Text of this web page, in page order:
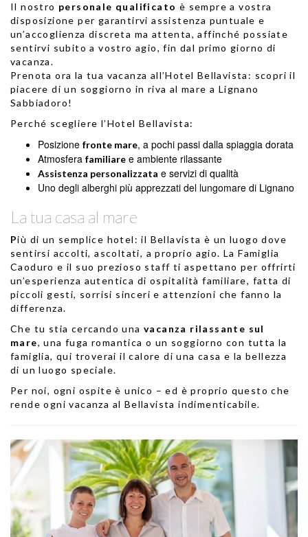
Il nostro personale qualificato è sempre a vostra
disposizione per garantirvi assistenza puntuale e
un’accoglienza discreta ma attenta, affinché possiate
sentirvi subito a vostro agio, fin dal primo giorno di
vacanza.
Prenota ora la tua vacanza all’Hotel Bellavista: scopri il
piacere di un soggiorno in riva al mare a Lignano
Sabbiadoro!
Perché scegliere l’Hotel Bellavista:
Posizione fronte mare, a pochi passi dalla spiaggia dorata
Atmosfera familiare e ambiente rilassante
Assistenza personalizzata e servizi di qualità
Uno degli alberghi più apprezzati del lungomare di Lignano
La tua casa al mare
Più di un semplice hotel: il Bellavista è un luogo dove
sentirsi accolti, ascoltati, a proprio agio. La Famiglia
Caoduro e il suo prezioso staff ti aspettano per offrirti
un’esperienza autentica di ospitalità familiare, fatta di
piccoli gesti, sorrisi sinceri e attenzioni che fanno la
differenza.
Che tu stia cercando una vacanza rilassante sul
mare, una fuga romantica o un soggiorno con tutta la
famiglia, qui troverai il calore di una casa e la bellezza
di un luogo speciale.
Per noi, ogni ospite è unico – ed è proprio questo che
rende ogni vacanza al Bellavista indimenticabile.